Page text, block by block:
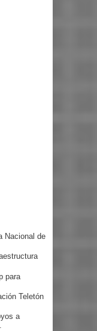
Nacional de
para
Teletón
a